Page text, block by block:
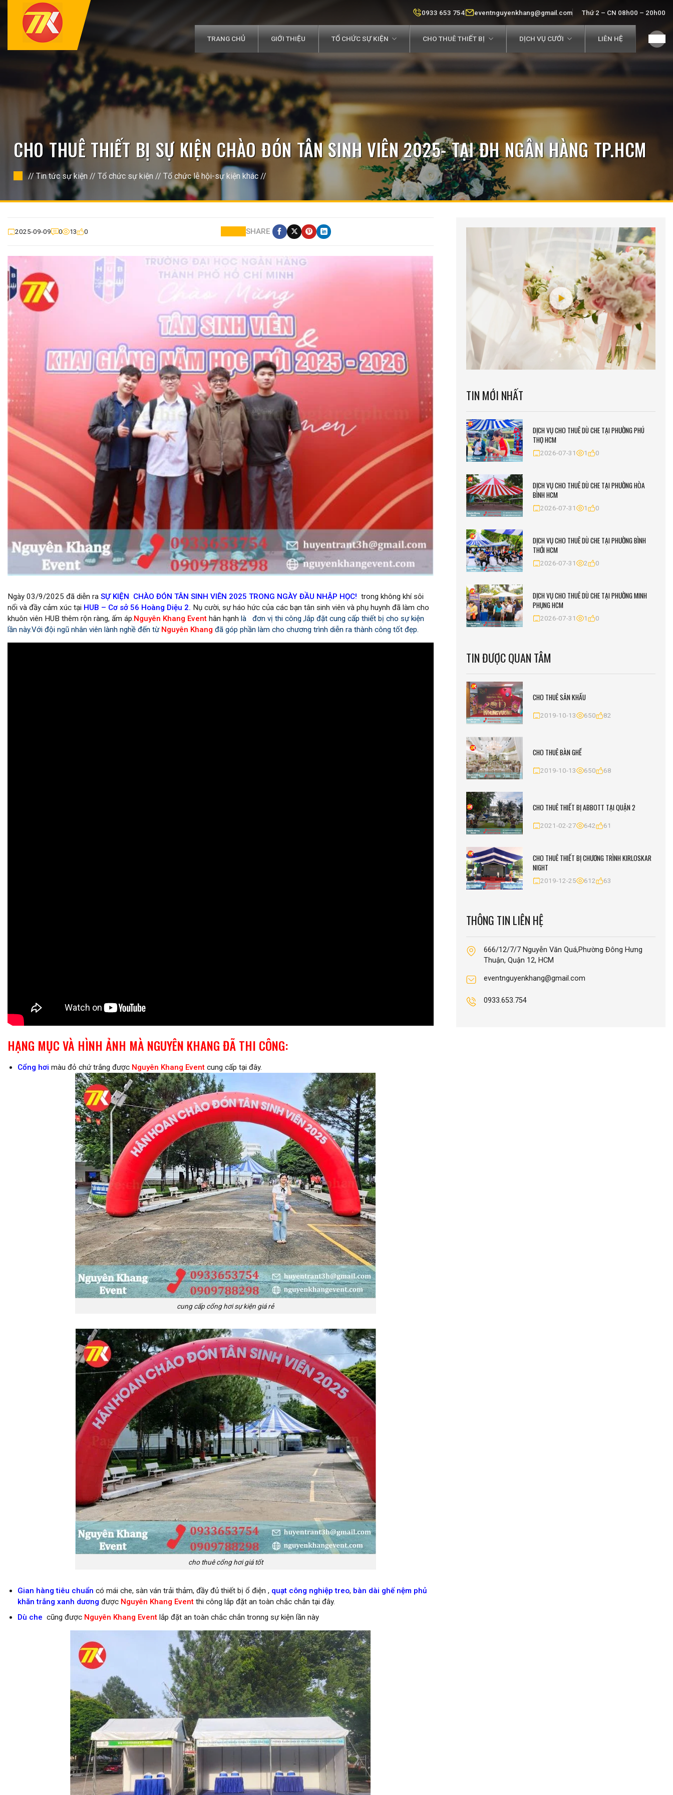
0933 653 754 eventnguyenkhang@gmail.com Thứ 2 – CN 08h00 – 20h00
TRANG CHỦ GIỚI THIỆU TỔ CHỨC SỰ KIỆN CHO THUÊ THIẾT BỊ DỊCH VỤ CƯỚI LIÊN HỆ
CHO THUÊ THIẾT BỊ SỰ KIỆN CHÀO ĐÓN TÂN SINH VIÊN 2025- TẠI ĐH NGÂN HÀNG TP.HCM
//Tin tức sự kiện // Tổ chức sự kiện // Tổ chức lễ hội-sự kiện khác //
2025-09-09 0 13 0 SHARE
Ngày 03/9/2025 đã diễn ra SỰ KIỆN CHÀO ĐÓN TÂN SINH VIÊN 2025 TRONG NGÀY ĐẦU NHẬP HỌC! trong không khí sôi
nổi và đầy cảm xúc tại HUB – Cơ sở 56 Hoàng Diệu 2. Nụ cười, sự háo hức của các bạn tân sinh viên và phụ huynh đã làm cho
khuôn viên HUB thêm rộn ràng, ấm áp. Nguyên Khang Event hân hạnh là đơn vị thi công ,lắp đặt cung cấp thiết bị cho sự kiện
lần này.Với đội ngũ nhân viên lành nghề đến từ Nguyên Khang đã góp phần làm cho chương trình diễn ra thành công tốt đẹp.
HẠNG MỤC VÀ HÌNH ẢNH MÀ NGUYÊN KHANG ĐÃ THI CÔNG:
Cổng hơi màu đỏ chứ trắng được Nguyên Khang Eventcung cấp tại đây.
cung cấp cổng hơi sự kiện giá rẻ
cho thuê cổng hơi giá tốt
Gian hàng tiêu chuẩn có mái che, sàn ván trải thảm, đầy đủ thiết bị ổ điện , quạt công nghiệp treo, bàn dài ghế nệm phủ
khăn trắng xanh dương được Nguyên Khang Eventthi công lắp đặt an toàn chắc chắn tại đây.
Dù che cũng được Nguyên Khang Event lắp đặt an toàn chắc chắn tronng sự kiện lần này
TIN MỚI NHẤT
DỊCH VỤ CHO THUÊ DÙ CHE TẠI PHƯỜNG PHÚ
THỌ HCM
2026-07-31 1 0
DỊCH VỤ CHO THUÊ DÙ CHE TẠI PHƯỜNG HÒA
BÌNH HCM
2026-07-31 1 0
DỊCH VỤ CHO THUÊ DÙ CHE TẠI PHƯỜNG BÌNH
THỚI HCM
2026-07-31 2 0
DỊCH VỤ CHO THUÊ DÙ CHE TẠI PHƯỜNG MINH
PHỤNG HCM
2026-07-31 1 0
TIN ĐƯỢC QUAN TÂM
CHO THUÊ SÂN KHẤU
2019-10-13 650 82
CHO THUÊ BÀN GHẾ
2019-10-13 650 68
CHO THUÊ THIẾT BỊ ABBOTT TẠI QUẬN 2
2021-02-27 642 61
CHO THUÊ THIẾT BỊ CHƯƠNG TRÌNH KIRLOSKAR
NIGHT
2019-12-25 612 63
THÔNG TIN LIÊN HỆ
666/12/7/7 Nguyễn Văn Quá,Phường Đông Hưng
Thuận, Quận 12, HCM
eventnguyenkhang@gmail.com
0933.653.754